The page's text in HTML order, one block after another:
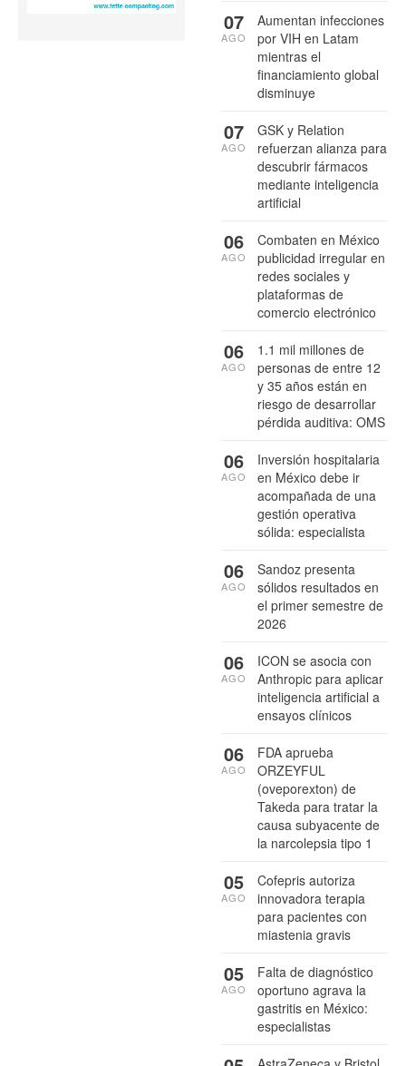
Aumentan infecciones
por VIH en Latam
mientras el
financiamiento global
disminuye
07
AGO
GSK y Relation
refuerzan alianza para
descubrir fármacos
mediante inteligencia
artificial
07
AGO
Combaten en México
publicidad irregular en
redes sociales y
plataformas de
comercio electrónico
06
AGO
1.1 mil millones de
personas de entre 12
y 35 años están en
riesgo de desarrollar
pérdida auditiva: OMS
06
AGO
Inversión hospitalaria
en México debe ir
acompañada de una
gestión operativa
sólida: especialista
06
AGO
Sandoz presenta
sólidos resultados en
el primer semestre de
2026
06
AGO
ICON se asocia con
Anthropic para aplicar
inteligencia artificial a
ensayos clínicos
06
AGO
FDA aprueba
ORZEYFUL
(oveporexton) de
Takeda para tratar la
causa subyacente de
la narcolepsia tipo 1
06
AGO
Cofepris autoriza
innovadora terapia
para pacientes con
miastenia gravis
05
AGO
Falta de diagnóstico
oportuno agrava la
gastritis en México:
especialistas
05
AGO